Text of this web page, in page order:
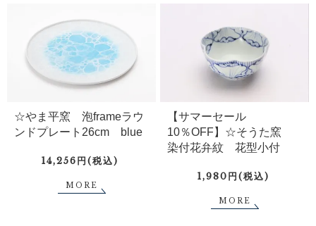
☆やま平窯 泡frameラウ
ンドプレート26cm blue
14,256円(税込)
MORE
【サマーセール
10％OFF】☆そうた窯
染付花弁紋 花型小付
1,980円(税込)
MORE